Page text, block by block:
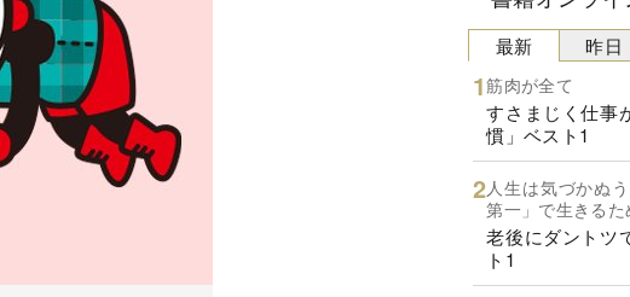
最新
筋肉が全て
すさまじく仕事
慣」ベスト1
人生は気づかぬ
第一」で生きる
老後にダントツ
ト1
昨日